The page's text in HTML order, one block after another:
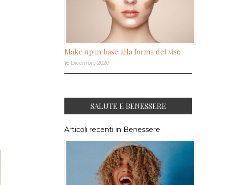
Make up in base alla forma del viso
16 Dicembre 2020
SALUTE E BENESSERE
Articoli recenti in Benessere